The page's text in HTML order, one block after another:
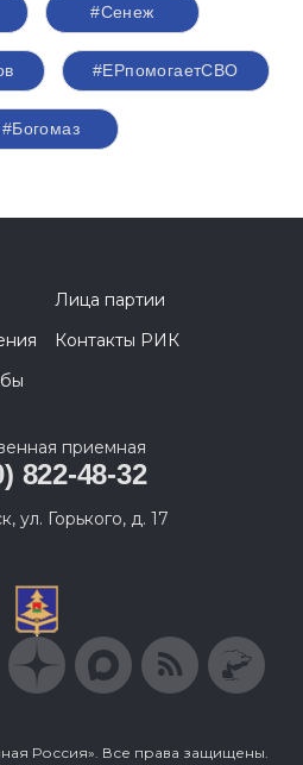
#Сенеж
#ЕРпомогаетСВО
#Богомаз
Лица партии
Контакты РИК
приемная
822-48-32
ул. Горького, д. 17
Россия». Все права защищены.